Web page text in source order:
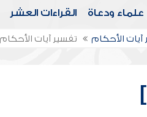
علماء ودعاة القراءات العشر
آيات الأحكام تفسير آيات الأحكام